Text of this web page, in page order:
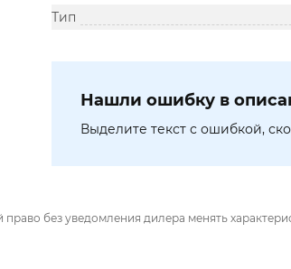
Тип
Нашли ошибку в
Выделите текст с ошибкой,
право без уведомления дилера менять